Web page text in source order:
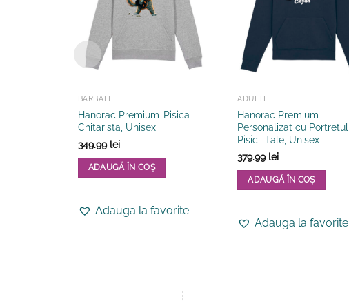
BARBATI
Hanorac Premium-Pisica
Chitarista, Unisex
349.99 lei
ADAUGĂ ÎN COȘ
are Adauga la favorite
ADULTI
Hanorac Premium-
Personalizat cu Portretul
Pisicii Tale, Unisex
379.99 lei
ADAUGĂ ÎN COȘ
are
Adauga la favorite